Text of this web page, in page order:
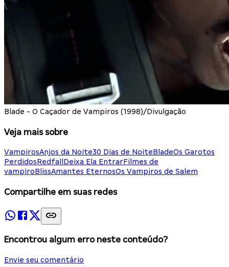
Blade - O Caçador de Vampiros (1998)/Divulgação
Veja mais sobre
VampirosAnjos da Noite30 Dias de NoiteBladeOs Garotos
PerdidosRedfall Deixa Ela EntrarFilmes de
vampiroBlissAmantes EternosOs Vampiros de Salem
Compartilhe em suas redes
Encontrou algum erro neste conteúdo?
Envie seu comentário